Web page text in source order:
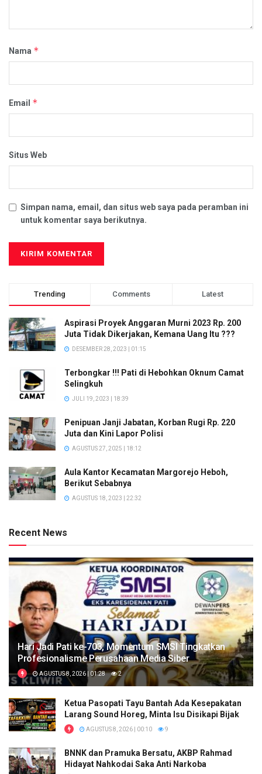
Nama *
Email *
Situs Web
Simpan nama, email, dan situs web saya pada peramban ini
untuk komentar saya berikutnya.
Trending Comments Latest
Aspirasi Proyek Anggaran Murni 2023 Rp. 200
Juta Tidak Dikerjakan, Kemana Uang Itu ???
DESEMBER 28, 2023 | 01:15
Terbongkar !!! Pati di Hebohkan Oknum Camat
Selingkuh
JULI 19, 2023 | 18:39
Penipuan Janji Jabatan, Korban Rugi Rp. 220
Juta dan Kini Lapor Polisi
AGUSTUS 27, 2025 | 18:12
Aula Kantor Kecamatan Margorejo Heboh,
Berikut Sebabnya
AGUSTUS 18, 2023 | 22:32
Recent News
Hari Jadi Pati ke-703, Momentum SMSI Tingkatkan
Profesionalisme Perusahaan Media Siber
AGUSTUS 8, 2026 | 01:28 2
Ketua Pasopati Tayu Bantah Ada Kesepakatan
Larang Sound Horeg, Minta Isu Disikapi Bijak
AGUSTUS 8, 2026 | 00:10 9
BNNK dan Pramuka Bersatu, AKBP Rahmad
Hidayat Nahkodai Saka Anti Narkoba